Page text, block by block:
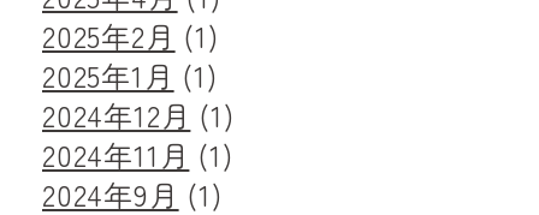
2025年2月 (1)
2025年1月 (1)
2024年12月 (1)
2024年11月 (1)
2024年9月 (1)